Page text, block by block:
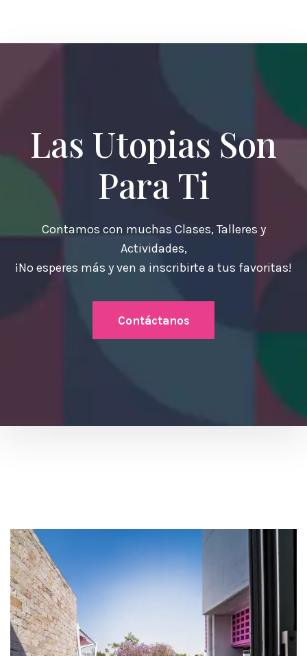
Las Utopias Son
Para Ti
Contamos con muchas Clases, Talleres y
Actividades,
¡No esperes más y ven a inscribirte a tus favoritas!
Contáctanos